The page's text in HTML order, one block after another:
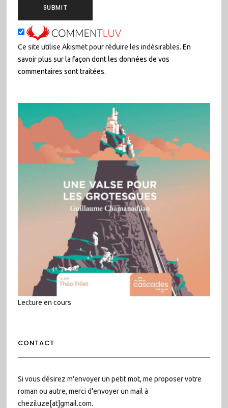
Ce site utilise Akismet pour réduire les indésirables. En
savoir plus sur la façon dont les données de vos
commentaires sont traitées.
Lecture en cours
CONTACT
Si vous désirez m'envoyer un petit mot, me proposer votre
roman ou autre, merci d'envoyer un mail à
cheziluze[at]gmail.com.